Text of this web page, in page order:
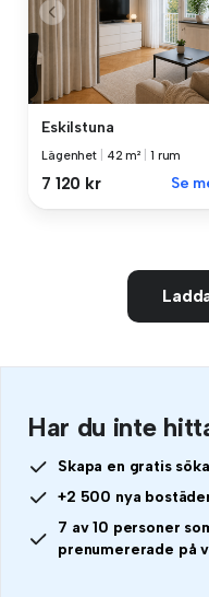
Eskilstuna
Lägenhet 42 m² 1 rum
7 120 kr Se
Har du inte
Skapa en gratis
+2 500 nya
7 av 10 personer
prenumererade på